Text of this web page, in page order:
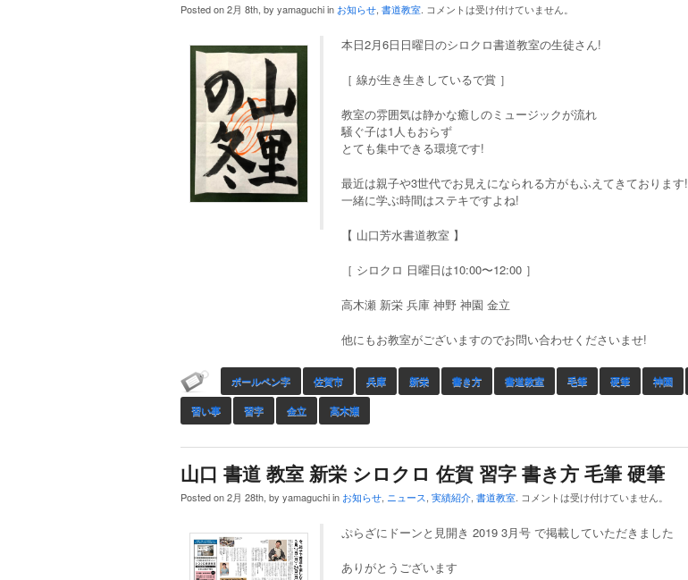
Posted on 2月 8th, by yamaguchi in お知らせ, 書道教室. コメントは受け付けていません。
本日2月6日日曜日のシロクロ書道教室の生徒さん!
［ 線が生き生きしているで賞 ］
教室の雰囲気は静かな癒しのミュージックが流れ
騒ぐ子は1人もおらず
とても集中できる環境です!
最近は親子や3世代でお見えになられる方がもふえてきております!
一緒に学ぶ時間はステキですよね!
【 山口芳水書道教室 】
［ シロクロ 日曜日は10:00〜12:00 ］
高木瀬 新栄 兵庫 神野 神園 金立
他にもお教室がございますのでお問い合わせくださいませ!
ボールペン字 佐賀市 兵庫 新栄 書き方 書道教室 毛筆 硬筆 神園
習い事 習字 金立 高木瀬
山口 書道 教室 新栄 シロクロ 佐賀 習字 書き方 毛筆 硬筆
Posted on 2月 28th, by yamaguchi in お知らせ, ニュース, 実績紹介, 書道教室. コメントは受け付けていません。
ぷらざにドーンと見開き 2019 3月号 で掲載していただきました
ありがとうございます